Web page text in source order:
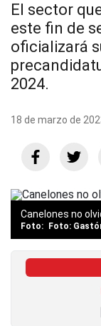
El sector
este fin de
oficializará
2024.
18 de marzo de
Canelones no
Foto: